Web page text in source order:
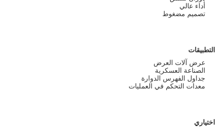
أداء عالي
تصميم مضغوط
التطبيقات
عرض آلات العرض
الصناعة العسكرية
جداول الفهرس الدوارة
معدات التحكم في العمليات
اختياري